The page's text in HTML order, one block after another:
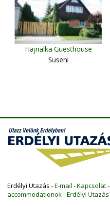
Hajnalka Guesthouse
Suseni
Erdélyi Utazás -E-mail -Kapcsolat-
accommodationok-Erdélyi Utazás